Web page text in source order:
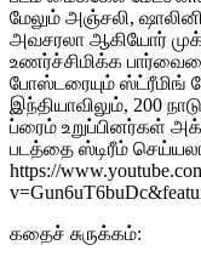
மேலும் அஞ்சலி,
அவசரலா ஆகியோர்
உணர்ச்சிமிக்க
போஸ்டரையும் ஸ்ட்ரீமிங்
இந்தியாவிலும், 200
ப்ரைம் உறுப்பினர்கள்
படத்தை ஸ்டிரீம்
https://
கதைச் சுருக்கம்: